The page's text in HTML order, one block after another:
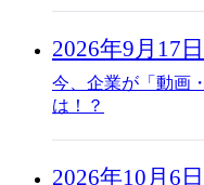
2026年9月17日
今、企業が「動画
は！？
2026年10月6日